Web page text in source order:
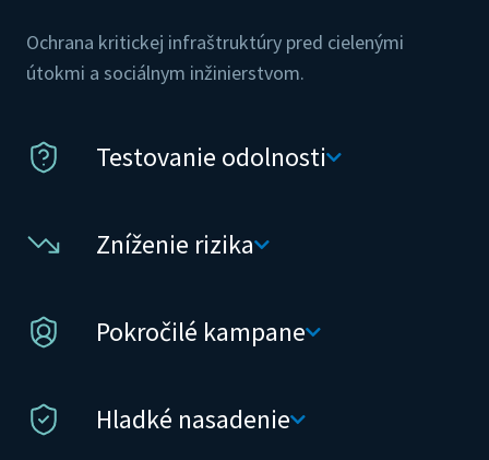
Ochrana kritickej infraštruktúry pred cielenými
útokmi a sociálnym inžinierstvom.
Testovanie odolnosti
Zníženie rizika
Pokročilé kampane
Hladké nasadenie